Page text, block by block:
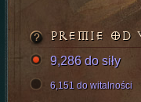
PREMIE OD
9,286 do siły
6,151 do witalności